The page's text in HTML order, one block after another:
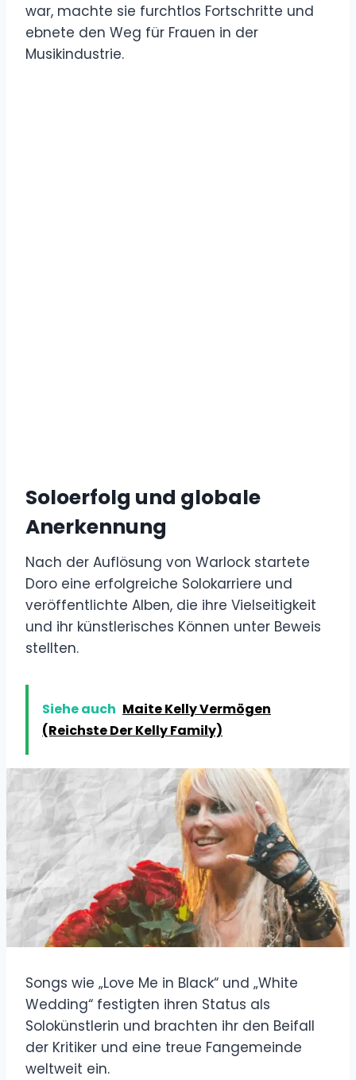
war, machte sie furchtlos Fortschritte und
ebnete den Weg für Frauen in der
Musikindustrie.
Soloerfolg und globale
Anerkennung
Nach der Auflösung von Warlock startete
Doro eine erfolgreiche Solokarriere und
veröffentlichte Alben, die ihre Vielseitigkeit
und ihr künstlerisches Können unter Beweis
stellten.
Siehe auch Maite Kelly Vermögen
(Reichste Der Kelly Family)
Songs wie „Love Me in Black“ und „White
Wedding“ festigten ihren Status als
Solokünstlerin und brachten ihr den Beifall
der Kritiker und eine treue Fangemeinde
weltweit ein.